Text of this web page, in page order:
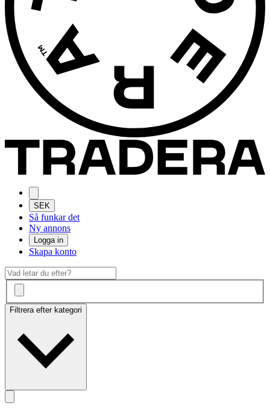
SEK
Så funkar det
Ny annons
Logga in
Skapa konto
Filtrera efter kategori